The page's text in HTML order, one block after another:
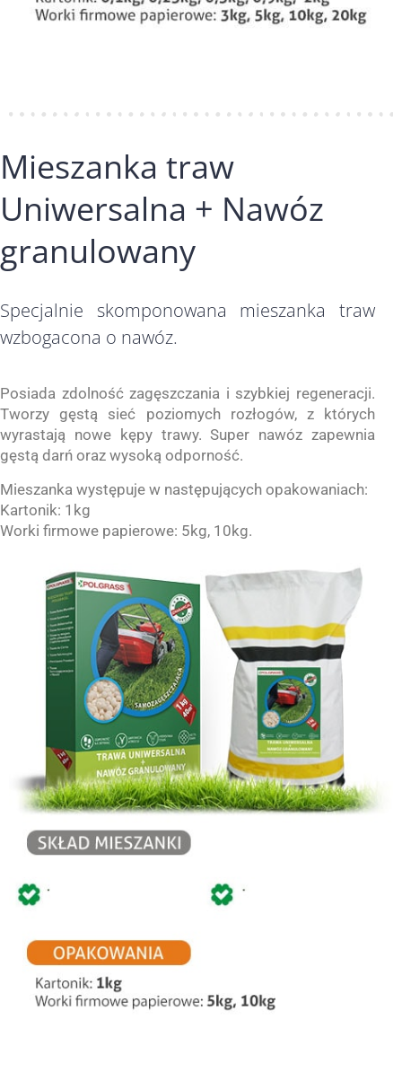
Mieszanka traw
Uniwersalna + Nawóz
granulowany
Specjalnie skomponowana mieszanka traw
wzbogacona o nawóz.
Posiada zdolność zagęszczania i szybkiej regeneracji.
Tworzy gęstą sieć poziomych rozłogów, z których
wyrastają nowe kępy trawy. Super nawóz zapewnia
gęstą darń oraz wysoką odporność.
Mieszanka występuje w następujących opakowaniach:
Kartonik: 1kg
Worki firmowe papierowe: 5kg, 10kg.